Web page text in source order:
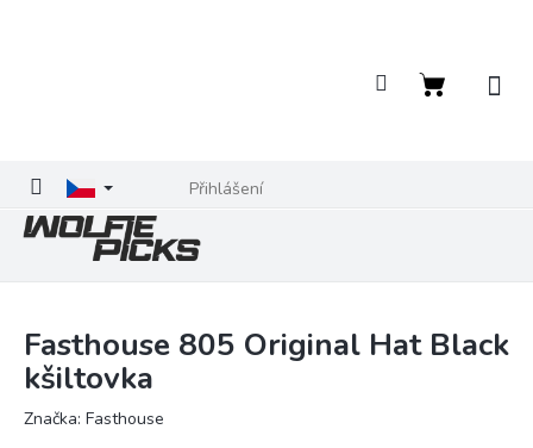
Přihlášení
Nákupní
Fasthouse 805 Original Hat Black
kšiltovka
Značka: Fasthouse